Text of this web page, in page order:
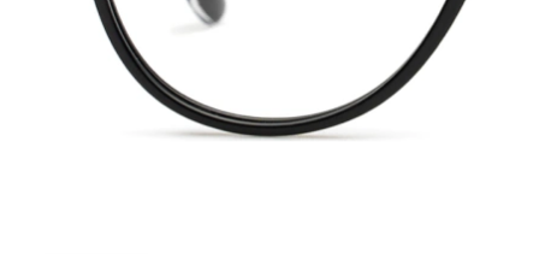
45 mm
Linshöjd
54 mm
Linsbredd